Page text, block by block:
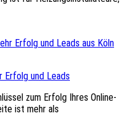
Erfolg und Leads
zum Erfolg Ihres Online-
ist mehr als